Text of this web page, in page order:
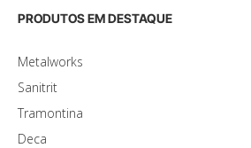
PRODUTOS EM DESTAQUE
Metalworks
Sanitrit
Tramontina
Deca